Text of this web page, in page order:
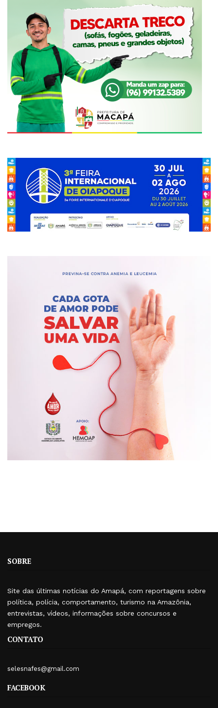
SOBRE
Site das últimas notícias do Amapá, com reportagens sobre
política, polícia, comportamento, turismo na Amazônia,
entrevistas, vídeos, informações sobre concursos e
empregos.
CONTATO
selesnafes@gmail.com
FACEBOOK